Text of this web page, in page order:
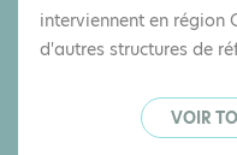
interviennent en région
d'autres structures de
VOIR